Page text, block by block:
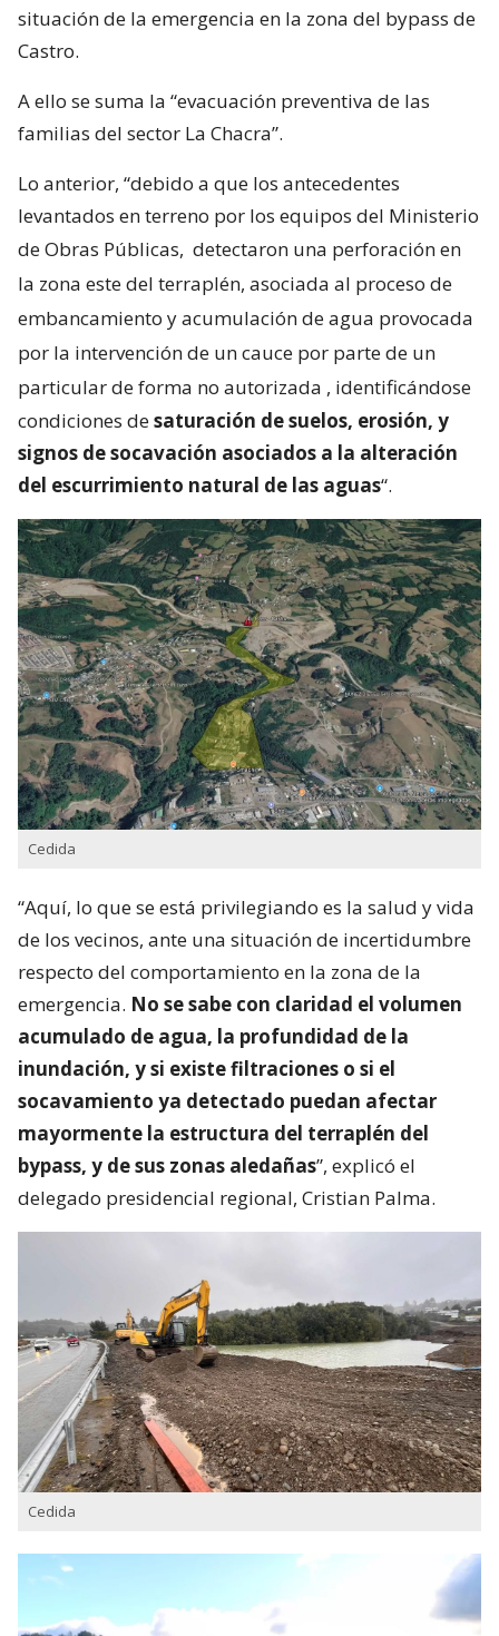
situación de la emergencia en la zona del bypass de
Castro.
A ello se suma la “evacuación preventiva de las
familias del sector La Chacra”.
Lo anterior, “debido a que los antecedentes
levantados en terreno por los equipos del Ministerio
de Obras Públicas, detectaron una perforación en
la zona este del terraplén, asociada al proceso de
embancamiento y acumulación de agua provocada
por la intervención de un cauce por parte de un
particular de forma no autorizada , identificándose
condiciones desaturación de suelos, erosión, y
signos de socavación asociados a la alteración
del escurrimiento natural de las aguas“.
Cedida
“Aquí, lo que se está privilegiando es la salud y vida
de los vecinos, ante una situación de incertidumbre
respecto del comportamiento en la zona de la
emergencia. No se sabe con claridad el volumen
acumulado de agua, la profundidad de la
inundación, y si existe filtraciones o si el
socavamiento ya detectado puedan afectar
mayormente la estructura del terraplén del
bypass, y de sus zonas aledañas”, explicó el
delegado presidencial regional, Cristian Palma.
Cedida